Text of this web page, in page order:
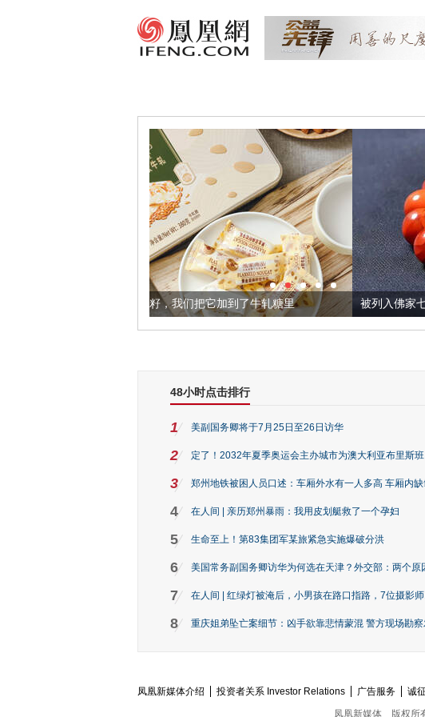
的黄金亚麻籽，我们把它加到了牛轧糖里 被列入佛家七宝的它到底有多
48小时点击排行
1 美副国务卿将于7月25日至26日访华
2 定了！2032年夏季奥运会主办城市为澳大利亚布里斯班
3 郑州地铁被困人员口述：车厢外水有一人多高 车厢内
4 在人间 | 亲历郑州暴雨：我用皮划艇救了一个孕妇
5 生命至上！第83集团军某旅紧急实施爆破分洪
6 美国常务副国务卿访华为何选在天津？外交部：两个原
7 在人间 | 红绿灯被淹后，小男孩在路口指路，7位摄影
8 重庆姐弟坠亡案细节：凶手欲靠悲情蒙混 警方现场勘察
凤凰新媒体介绍 投资者关系 Investor Relations 广告服务 诚
凤凰新媒体
版权所